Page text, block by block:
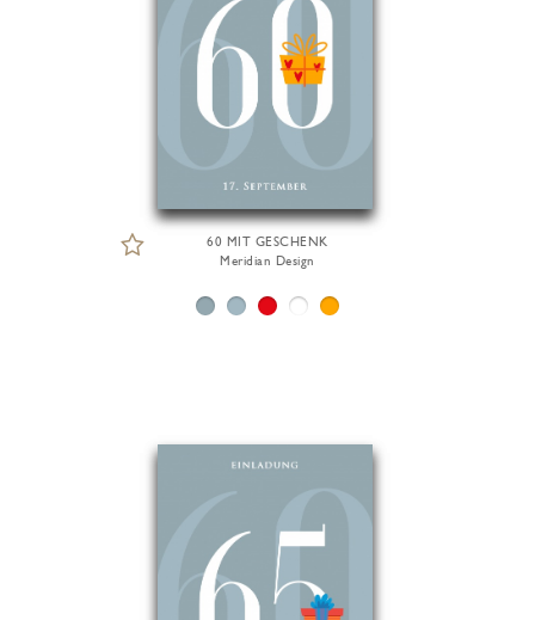
60 MIT GESCHENK
Meridian Design